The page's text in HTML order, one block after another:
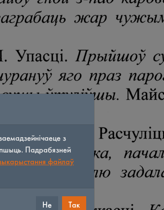
з
Падрабязней
файлаў
Не Так